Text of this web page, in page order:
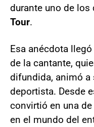
durante uno de los
Tour.
Esa anécdota llegó
de la cantante,
difundida, animó a
deportista. Desde
convirtió en una
en el mundo del